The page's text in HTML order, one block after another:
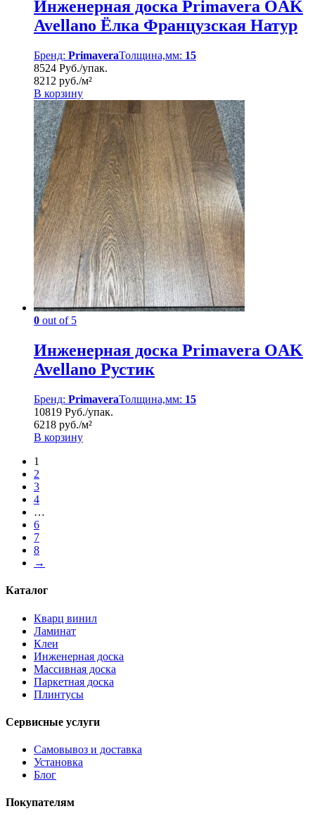
Инженерная доска Primavera OAK
Avellano Ёлка Французская Натур
Бренд: PrimaveraТолщина,мм: 15
8524 Руб./упак.
8212 руб./м²
В корзину
0 out of 5
Инженерная доска Primavera OAK
Avellano Рустик
Бренд: PrimaveraТолщина,мм: 15
10819 Руб./упак.
6218 руб./м²
В корзину
1
2
3
4
…
6
7
8
→
Каталог
Кварц винил
Ламинат
Клеи
Инженерная доска
Массивная доска
Паркетная доска
Плинтусы
Сервисные услуги
Самовывоз и доставка
Установка
Блог
Покупателям